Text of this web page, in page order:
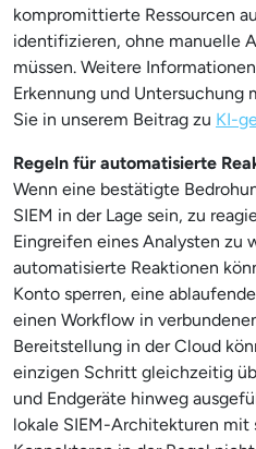
kompromittierte Ressourcen
identifizieren, ohne manuelle
müssen. Weitere
Erkennung und Untersuchung
Sie in unserem Beitrag zu KI-
Regeln für automatisierte
Wenn eine bestätigte
SIEM in der Lage sein, zu
Eingreifen eines Analysten zu
automatisierte Reaktionen
Konto sperren, eine
einen Workflow in
Bereitstellung in der Cloud
einzigen Schritt gleichzeitig
und Endgeräte hinweg
lokale SIEM-Architekturen mit